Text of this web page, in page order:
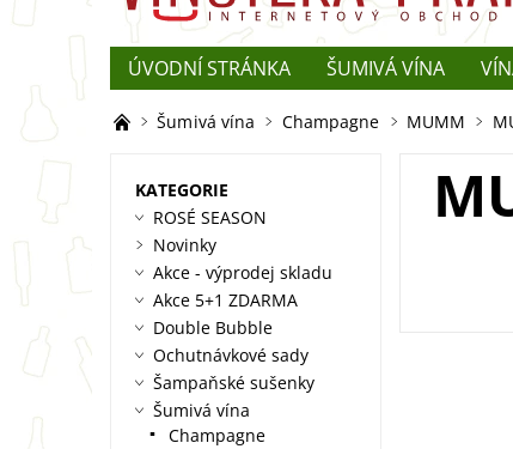
ÚVODNÍ STRÁNKA ŠUMIVÁ VÍNA
REKLAMACE
O ŠAMPAŇSKÉM
Šumivá vína Champagne MUMM
KATEGORIE
ROSÉ SEASON
Novinky
Akce - výprodej skladu
Akce 5+1 ZDARMA
Double Bubble
Ochutnávkové sady
Šampaňské sušenky
Šumivá vína
Champagne